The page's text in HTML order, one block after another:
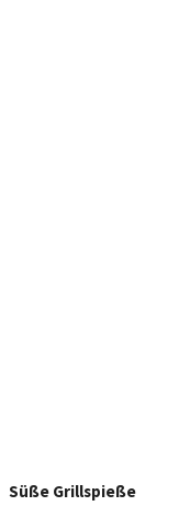
Süße Grillspieße